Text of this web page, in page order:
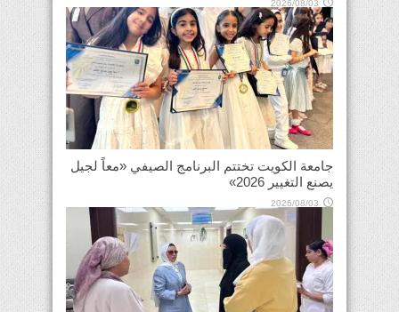
2026/08/03
جامعة الكويت تختتم البرنامج الصيفي «معاً لجيل
يصنع التغيير 2026»
2026/08/03